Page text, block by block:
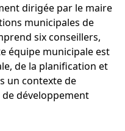
dirigée par le maire
municipales de
six conseillers,
équipe municipale est
de la planification et
un contexte de
développement